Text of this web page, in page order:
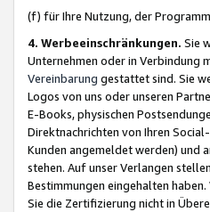
(f) für Ihre Nutzung, der
4. Werbeeinschränkungen. Sie
Unternehmen oder in Verbindung
Vereinbarung gestattet sind. Sie
Logos von uns oder unseren
E-Books, physischen
Direktnachrichten von Ihren
Kunden angemeldet werden) und
stehen. Auf unser Verlangen
Bestimmungen eingehalten
Sie die Zertifizierung nicht in